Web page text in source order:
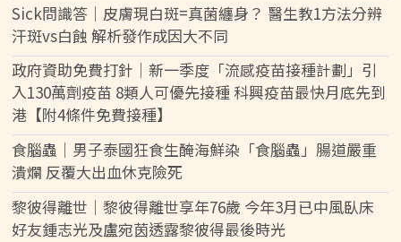
Sick問識答｜皮膚現白斑=真菌纏身？ 醫生教1方法分辨
汗斑vs白蝕 解析發作成因大不同
政府資助免費打針｜新一季度「流感疫苗接種計劃」引
入130萬劑疫苗 8類人可優先接種 科興疫苗最快月底先到
港【附4條件免費接種】
食腦蟲｜男子泰國狂食生醃海鮮染「食腦蟲」腸道嚴重
潰爛 反覆大出血休克險死
黎彼得離世｜黎彼得離世享年76歲 今年3月已中風臥床
好友鍾志光及盧宛茵透露黎彼得最後時光